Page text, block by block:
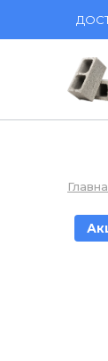
к
содержанию